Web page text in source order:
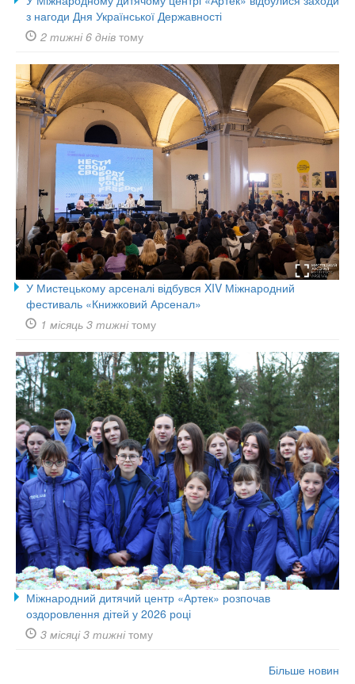
з нагоди Дня Української Державності
2 тижні 6 днів тому
У Мистецькому арсеналі відбувся XIV Міжнародний
фестиваль «Книжковий Арсенал»
1 місяць 3 тижнітому
Міжнародний дитячий центр «Артек» розпочав
оздоровлення дітей у 2026 році
3 місяці 3 тижнітому
Більше новин